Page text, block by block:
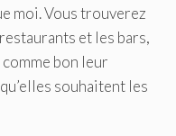
moi. Vous trouverez
et les bars,
bon leur
souhaitent les